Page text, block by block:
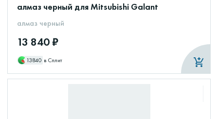
алмаз черный для Mitsubishi Galant
алмаз черный
13 840 ₽
13840 в Сплит